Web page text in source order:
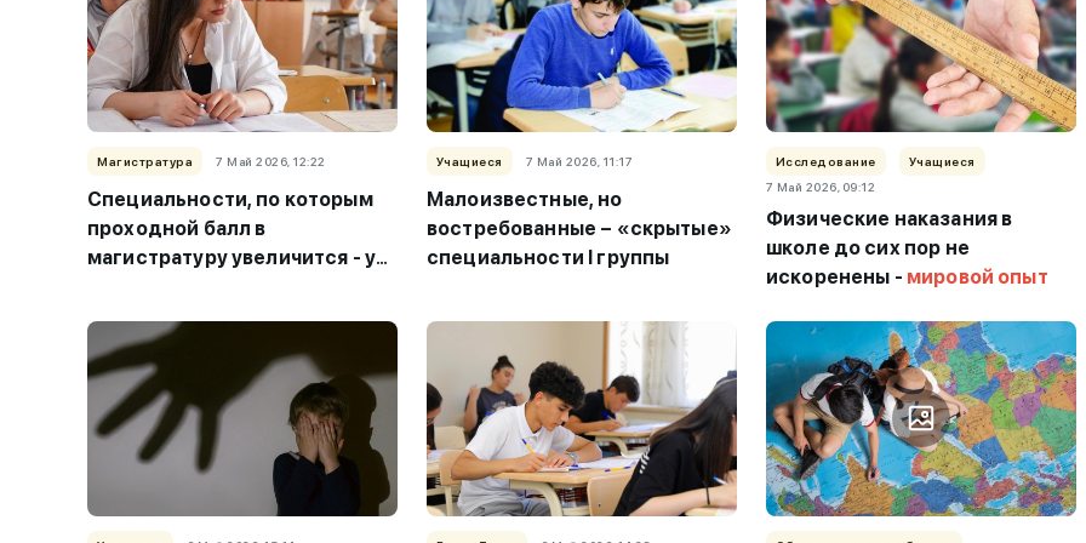
Магистратура 7 Май 2026, 12:22
Специальности, по которым
проходной балл в
магистратуру увеличится - у
Учащиеся 7 Май 2026, 11:17
Малоизвестные, но
востребованные – «скрытые»
специальности I группы
Исследование
Учащиеся
7 Май 2026, 09:12
Физические наказания в
школе до сих пор не
искоренены - мировой опыт